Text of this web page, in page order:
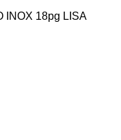
INOX 18pg LISA